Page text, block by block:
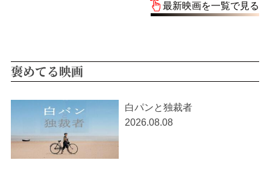
最新映画を一覧で見る
褒めてる映画
白パンと独裁者
2026.08.08